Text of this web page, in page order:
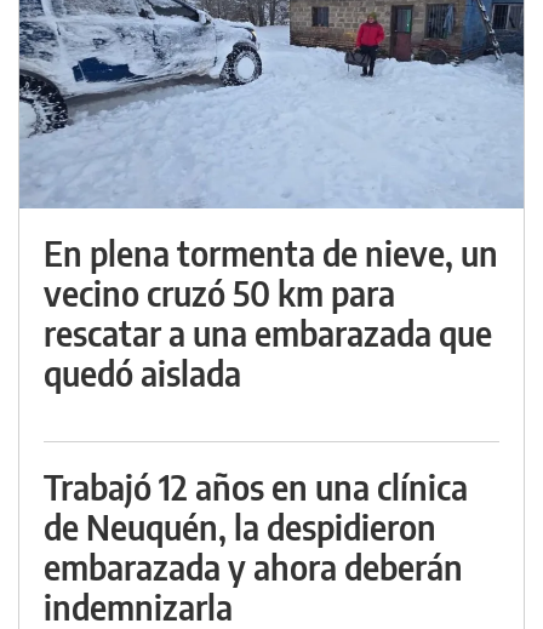
En plena tormenta de nieve, un
vecino cruzó 50 km para
rescatar a una embarazada que
quedó aislada
Trabajó 12 años en una clínica
de Neuquén, la despidieron
embarazada y ahora deberán
indemnizarla